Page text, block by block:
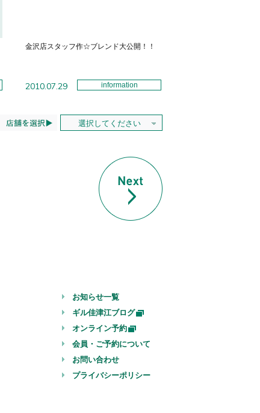
金沢店スタッフ作☆ブレンド大公開！！
2010.07.29 information
お知らせ一覧
ギル佳津江ブログ
オンライン予約
会員・ご予約について
お問い合わせ
プライバシーポリシー